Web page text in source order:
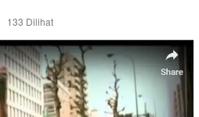
133 Dilihat